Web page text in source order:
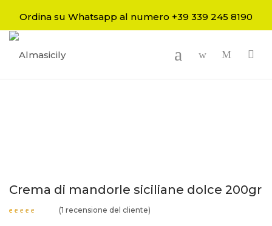
Ordina su Whatsapp al numero +39 339 245 8190
Crema di mandorle siciliane dolce 200gr
(1 recensione del cliente)